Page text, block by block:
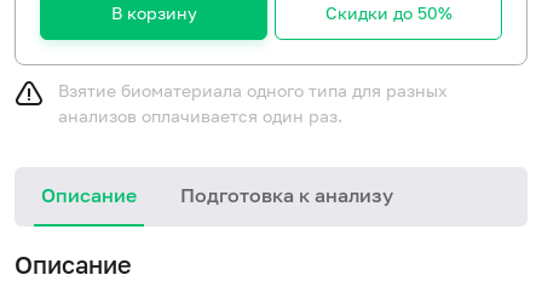
В корзину Скидки до 50%
Взятие биоматериала одного типа для разных
анализов оплачивается один раз.
Описание Подготовка к анализу
Описание